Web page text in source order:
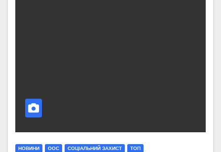
НОВИНИ ООС СОЦІАЛЬНИЙ ЗАХИСТ ТОП